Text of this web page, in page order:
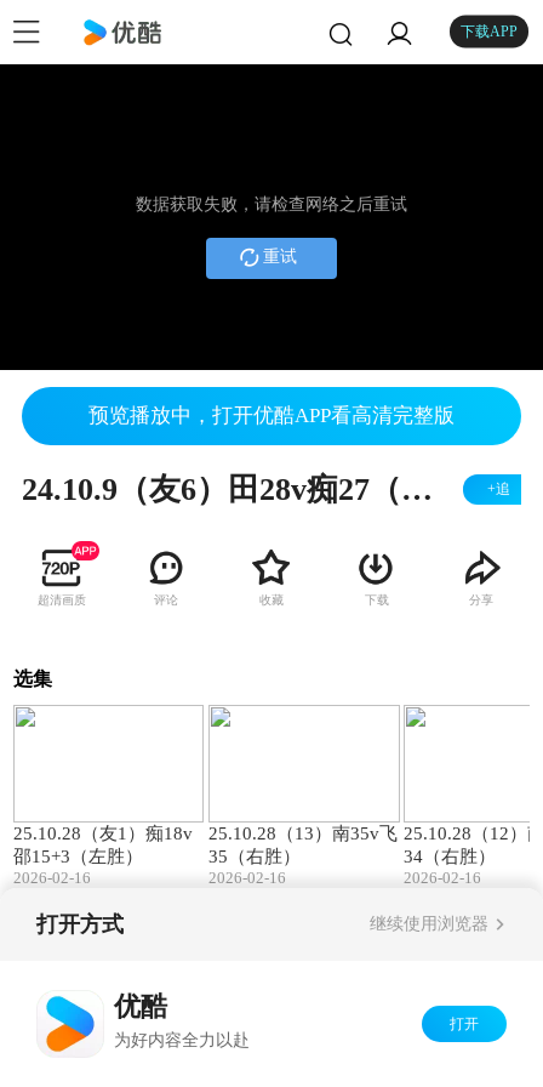
下载APP
数据获取失败，请检查网络之后重试
重试
预览播放中，打开优酷APP看高清完整版
24.10.9（友6）田28v痴27（右胜） +追
超清画质 评论 收藏 下载 分享
选集
25.10.28（友1）痴18v
邵15+3（左胜）
2026-02-16
25.10.28（13）南35v飞
35（右胜）
2026-02-16
25.10.28（12）
34（右胜）
2026-02-16
打开方式 继续使用浏览器
优酷
为好内容全力以赴
打开